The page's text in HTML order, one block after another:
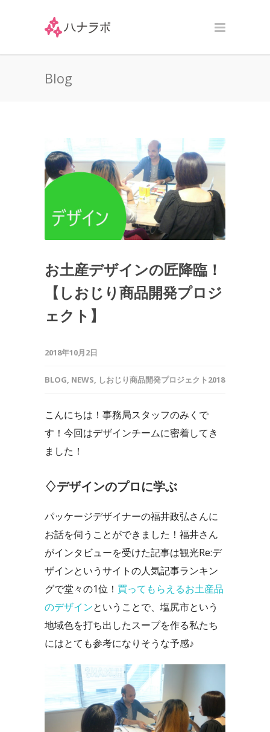
Blog
お土産デザインの匠降臨！
【しおじり商品開発プロジ
ェクト】
2018年10月2日
BLOG, NEWS, しおじり商品開発プロジェクト2018
こんにちは！事務局スタッフのみくで
す！今回はデザインチームに密着してき
ました！
♢デザインのプロに学ぶ
パッケージデザイナーの福井政弘さんに
お話を伺うことができました！福井さん
がインタビューを受けた記事は観光Re:デ
ザインというサイトの人気記事ランキン
グで堂々の1位！ 買ってもらえるお土産品
のデザインということで、塩尻市という
地域色を打ち出したスープを作る私たち
にはとても参考になりそうな予感♪